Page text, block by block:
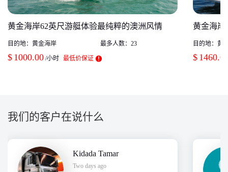
黄金海岸62英尺游艇体验最纯粹的澳洲风情
目的地： 黄金海岸 最多人数：23
$ 1000.00 /小时 最低价保证
黄金海岸
目的地：黄
$
我们的客户在说什么
Kidada Tamar
Two days ago